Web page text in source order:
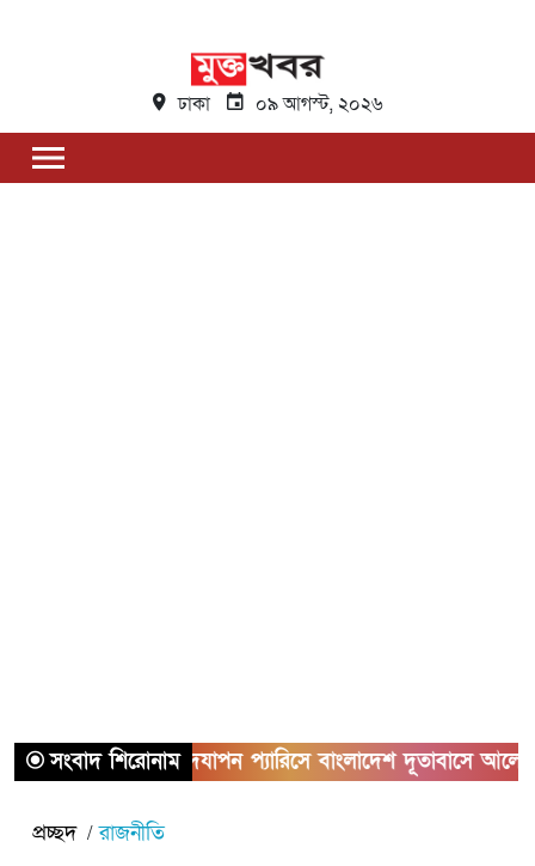
ঢাকা ০৯ আগস্ট, ২০২৬
সংবাদ শিরোনাম
২য় বর্ষপূর্তি উদযাপন প্যারিসে বাংলাদেশ দূতাবাসে আলোচনা
প্রচ্ছদ রাজনীতি